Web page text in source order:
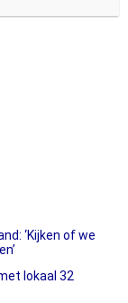
‘Kijken of we
lokaal 32